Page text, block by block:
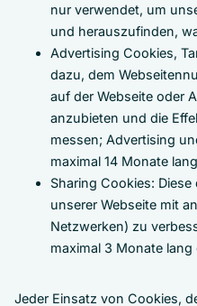
nur verwendet, um
und herauszufinden,
Advertising Cookies,
dazu, dem
auf der Webseite oder
anzubieten und die
messen; Advertising
maximal 14 Monate
Sharing Cookies:
unserer Webseite mit
Netzwerken) zu
maximal 3 Monate
Jeder Einsatz von Cookies,